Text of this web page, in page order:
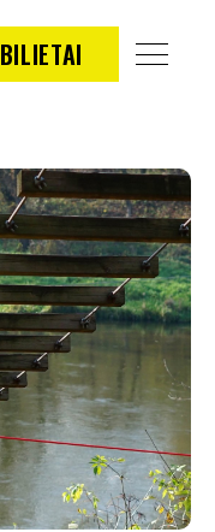
BILIETAI